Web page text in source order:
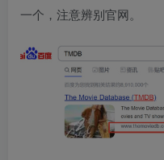
一个，注意辨别官网。